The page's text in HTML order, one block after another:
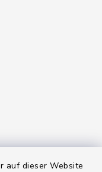
auf dieser Website